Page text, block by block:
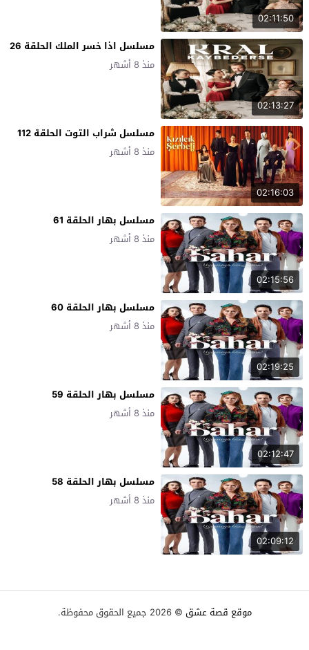
02:11:50
02:13:27
مسلسل اذا خسر الملك الحلقة 26
منذ 8 أشهر
02:16:03
مسلسل شراب التوت الحلقة 112
منذ 8 أشهر
02:15:56
مسلسل بهار الحلقة 61
منذ 8 أشهر
02:19:25
مسلسل بهار الحلقة 60
منذ 8 أشهر
02:12:47
مسلسل بهار الحلقة 59
منذ 8 أشهر
02:09:12
مسلسل بهار الحلقة 58
منذ 8 أشهر
موقع قصة عشق © 2026 جميع الحقوق محفوظة.